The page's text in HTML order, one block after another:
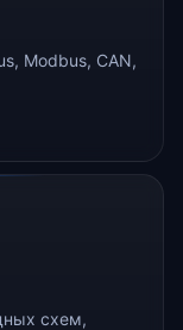
Modbus, CAN,
схем,